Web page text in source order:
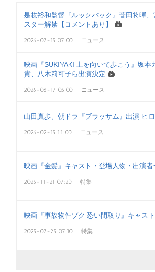
是枝裕和監督『ルックバック』菅田将暉
スター解禁【コメントあり】
2026-07-15 07:00 ニュース
映画『SUKIYAKI 上を向いて歩こう』坂
貴、八木莉可子ら出演決定
2026-06-17 05:00 ニュース
山田真歩、朝ドラ『ブラッサム』出演 ヒ
2026-02-15 11:00 ニュース
映画『金髪』キャスト・登場人物・出演者
2025-11-21 07:20 特集
映画『事故物件ゾク 恐い間取り』キャス
2025-07-25 07:10 特集